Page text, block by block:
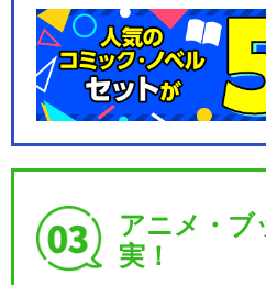
アニメ・ブ
実！